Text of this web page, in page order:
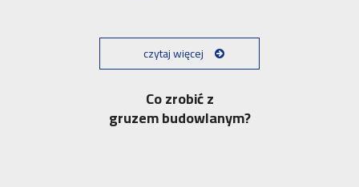
czytaj więcej
Co zrobić z
gruzem budowlanym?